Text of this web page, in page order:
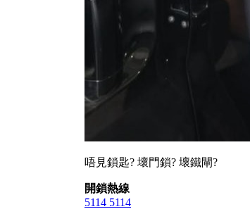
唔見鎖匙? 壞門鎖? 壞鐵閘?
開鎖熱線
5114 5114